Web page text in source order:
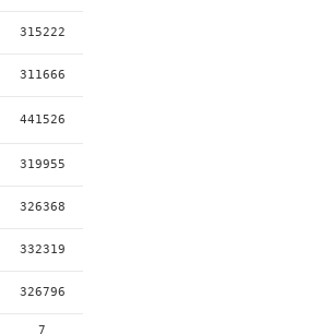
315222
311666
441526
319955
326368
332319
326796
7